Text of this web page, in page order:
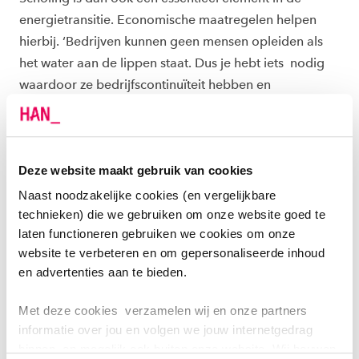
Deze website maakt gebruik van cookies
Naast noodzakelijke cookies (en vergelijkbare
technieken) die we gebruiken om onze website goed te
laten functioneren gebruiken we cookies om onze
website te verbeteren en om gepersonaliseerde inhoud
en advertenties aan te bieden.
Met deze cookies verzamelen wij en onze partners
informatie over jou en volgen we jouw internetgedrag
energietransitie. Economische maatregelen helpen
hierbij. ‘Bedrijven kunnen geen mensen opleiden als
het water aan de lippen staat. Dus je hebt iets nodig
waardoor ze bedrijfscontinuïteit hebben en
werktrajecten kunnen bieden.’
onderwijs nodig. Publiek-private
samenwerkingsverbanden, zoals het Sustainable
Electrical Energy Centre of Expertise (SEECE), spelen
hier een belangrijke rol in de
regionale energiestrategie (RES ).Partners van
SEECE werken samen aan energie-gerelateerde
Dit zorgt voor een versnelling van de innovatie én
draagt bij aan het opleiden van energieprofessionals.